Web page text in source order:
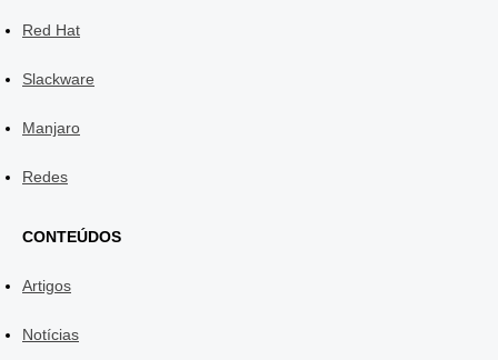
Red Hat
Slackware
Manjaro
Redes
CONTEÚDOS
Artigos
Notícias